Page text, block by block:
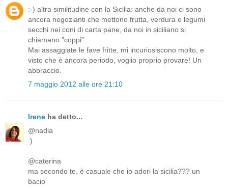
:-) altra similitudine con la Sicilia: anche da noi ci sono
ancora negozianti che mettono frutta, verdura e legumi
secchi nei coni di carta pane, da noi in siciliano si
chiamano "coppi".
Mai assaggiate le fave fritte, mi incuriosiscono molto, e
visto che è ancora periodo, voglio proprio provare! Un
abbraccio.
7 maggio 2012 alle ore 21:10
Irene ha detto...
@nadia
:)
@caterina
ma secondo te, è casuale che io adori la sicilia??? un
bacio